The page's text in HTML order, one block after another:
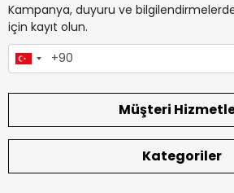
Kampanya, duyuru ve
için kayıt olun.
Müşteri
Kategoriler